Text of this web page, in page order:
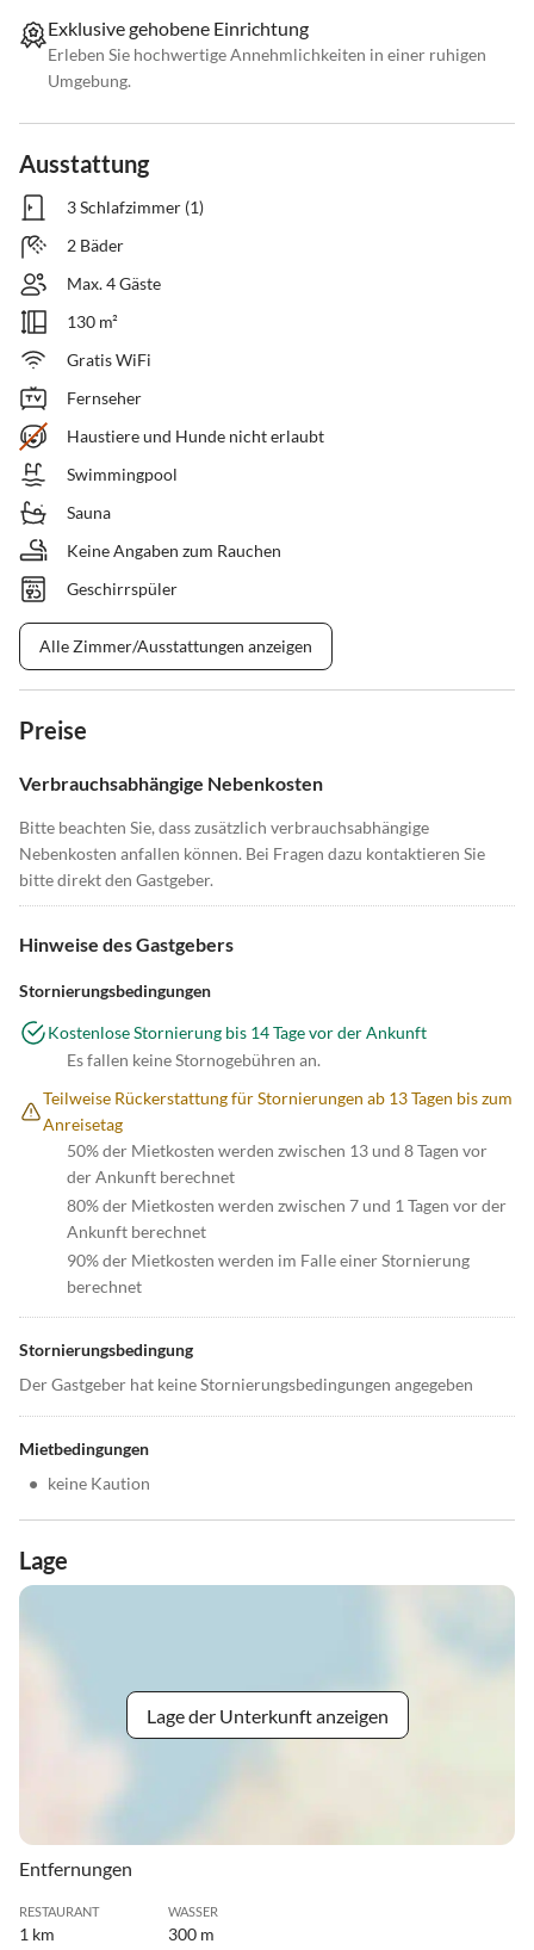
Exklusive gehobene Einrichtung
Erleben Sie hochwertige Annehmlichkeiten in einer ruhigen
Umgebung.
Ausstattung
3 Schlafzimmer (1)
2 Bäder
Max. 4 Gäste
130 m²
Gratis WiFi
Fernseher
Haustiere und Hunde nicht erlaubt
Swimmingpool
Sauna
Keine Angaben zum Rauchen
Geschirrspüler
Alle Zimmer/Ausstattungen anzeigen
Preise
Verbrauchsabhängige Nebenkosten
Bitte beachten Sie, dass zusätzlich verbrauchsabhängige
Nebenkosten anfallen können. Bei Fragen dazu kontaktieren Sie
bitte direkt den Gastgeber.
Hinweise des Gastgebers
Stornierungsbedingungen
Kostenlose Stornierung bis 14 Tage vor der Ankunft
Es fallen keine Stornogebühren an.
Teilweise Rückerstattung für Stornierungen ab 13 Tagen bis zum
Anreisetag
50% der Mietkosten werden zwischen 13 und 8 Tagen vor
der Ankunft berechnet
80% der Mietkosten werden zwischen 7 und 1 Tagen vor der
Ankunft berechnet
90% der Mietkosten werden im Falle einer Stornierung
berechnet
Stornierungsbedingung
Der Gastgeber hat keine Stornierungsbedingungen angegeben
Mietbedingungen
• keine Kaution
Lage
Lage der Unterkunft anzeigen
Entfernungen
RESTAURANT
1 km
WASSER
300 m